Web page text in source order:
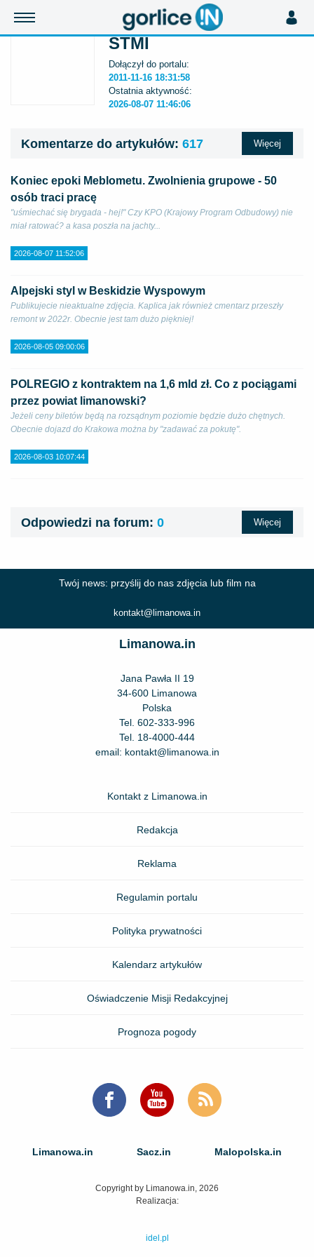
STMI
Dołączył do portalu:
2011-11-16 18:31:58
Ostatnia aktywność:
2026-08-07 11:46:06
Komentarze do artykułów: 617 Więcej
Koniec epoki Meblometu. Zwolnienia grupowe - 50
osób traci pracę
"uśmiechać się brygada - hej!" Czy KPO (Krajowy Program Odbudowy) nie
miał ratować? a kasa poszła na jachty...
2026-08-07 11:52:06
Alpejski styl w Beskidzie Wyspowym
Publikujecie nieaktualne zdjęcia. Kaplica jak również cmentarz przeszły
remont w 2022r. Obecnie jest tam dużo piękniej!
2026-08-05 09:00:06
POLREGIO z kontraktem na 1,6 mld zł. Co z pociągami
przez powiat limanowski?
Jeżeli ceny biletów będą na rozsądnym poziomie będzie dużo chętnych.
Obecnie dojazd do Krakowa można by "zadawać za pokutę".
2026-08-03 10:07:44
Odpowiedzi na forum: 0 Więcej
Twój news: przyślij do nas zdjęcia lub film na
kontakt@limanowa.in
Limanowa.in
Jana Pawła II 19
34-600 Limanowa
Polska
Tel. 602-333-996
Tel. 18-4000-444
email: kontakt@limanowa.in
Kontakt z Limanowa.in
Redakcja
Reklama
Regulamin portalu
Polityka prywatności
Kalendarz artykułów
Oświadczenie Misji Redakcyjnej
Prognoza pogody
Limanowa.in Sacz.in Malopolska.in
Copyright by Limanowa.in, 2026
Realizacja:
idel.pl